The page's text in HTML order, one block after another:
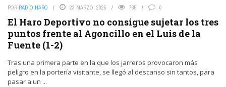
POR RADIO HARO 23 MARZO, 2025 735 0
El Haro Deportivo no consigue sujetar los tres
puntos frente al Agoncillo en el Luis de la
Fuente (1-2)
Tras una primera parte en la que los jarreros provocaron más
peligro en la portería visitante, se llegó al descanso sin tantos, para
pasar a un ...